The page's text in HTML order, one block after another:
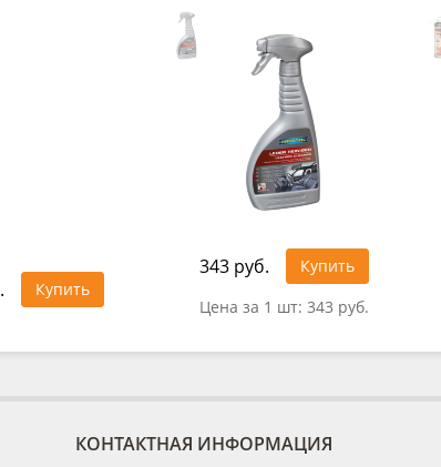
Купить
343 руб.
Купить
Цена за 1 шт: 343 руб.
КОНТАКТНАЯ ИНФОРМАЦИЯ